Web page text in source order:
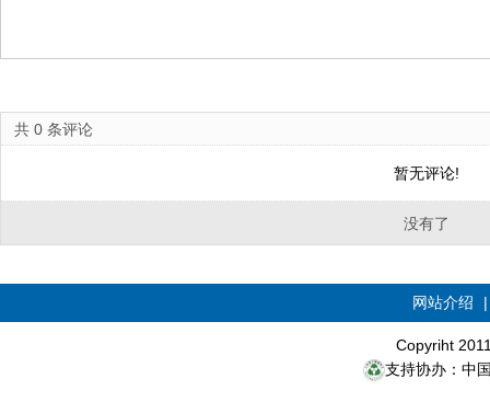
共 0 条评论
暂无评论!
没有了
网站介绍
Copyriht
支持协办：中